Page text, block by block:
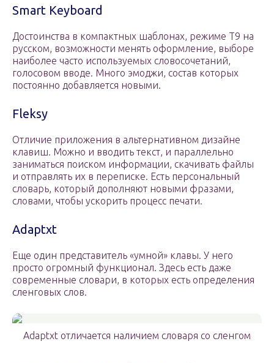
Smart Keyboard
Достоинства в компактных шаблонах, режиме Т9 на
русском, возможности менять оформление, выборе
наиболее часто используемых словосочетаний,
голосовом вводе. Много эмоджи, состав которых
постоянно добавляется новыми.
Fleksy
Отличие приложения в альтернативном дизайне
клавиш. Можно и вводить текст, и параллельно
заниматься поиском информации, скачивать файлы
и отправлять их в переписке. Есть персональный
словарь, который дополняют новыми фразами,
словами, чтобы ускорить процесс печати.
Adaptxt
Еще один представитель «умной» клавы. У него
просто огромный функционал. Здесь есть даже
современные словари, в которых есть определения
сленговых слов.
Adaptxt отличается наличием словаря со сленгом